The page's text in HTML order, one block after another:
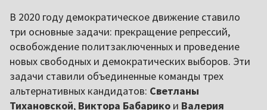
В 2020 году демократическое движение ставило
три основные задачи: прекращение репрессий,
освобождение политзаключенных и проведение
новых свободных и демократических выборов. Эти
задачи ставили объединенные команды трех
альтернативных кандидатов: Светланы
Тихановской, Виктора Бабарико и Валерия